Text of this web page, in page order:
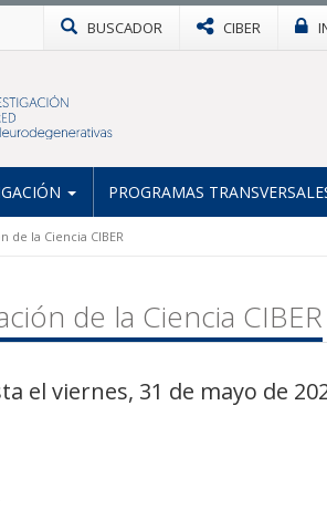
BUSCADOR CIBER
PROGRAMAS
de la Ciencia CIBER
de la Ciencia CIBER
el viernes, 31 de mayo de